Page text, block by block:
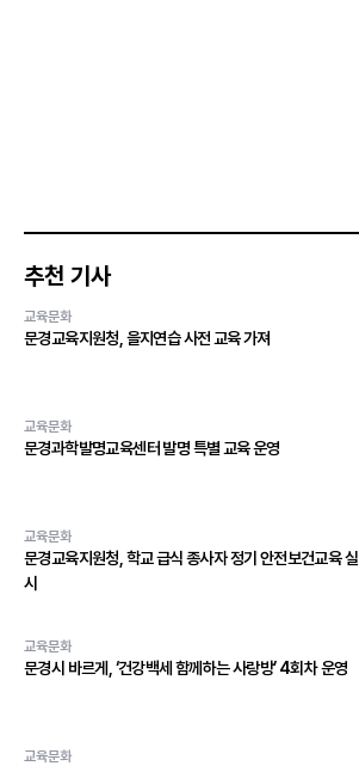
추천 기사
교육문화
문경교육지원청, 을지연습 사전 교육 가져
교육문화
문경과학발명교육센터 발명 특별 교육 운영
교육문화
문경교육지원청, 학교 급식 종사자 정기 안전보건교육 실
시
교육문화
문경시 바르게, ‘건강백세 함께하는 사랑방’ 4회차 운영
교육문화